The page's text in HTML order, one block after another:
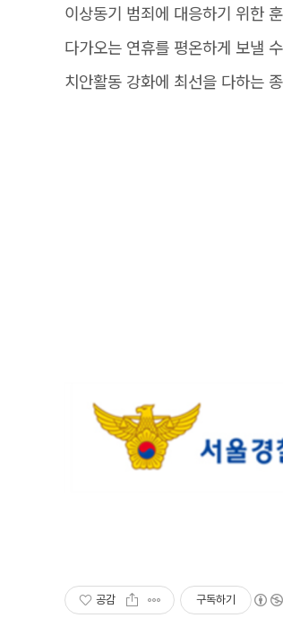
이상동기 범죄에 대응하기 위한
다가오는 연휴를 평온하게 보낼
치안활동 강화에 최선을 다하는
공감 구독하기